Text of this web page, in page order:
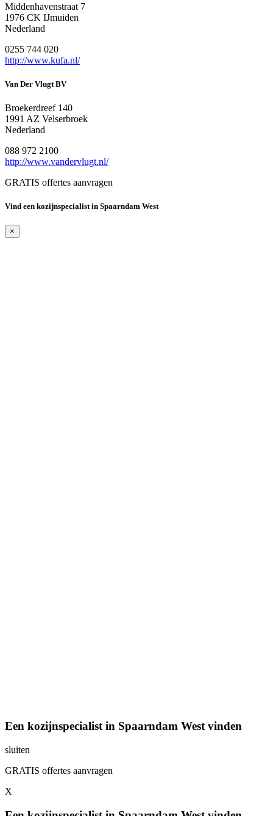
Middenhavenstraat 7
1976 CK IJmuiden
Nederland
0255 744 020
http://www.kufa.nl/
Van Der Vlugt BV
Broekerdreef 140
1991 AZ Velserbroek
Nederland
088 972 2100
http://www.vandervlugt.nl/
GRATIS offertes aanvragen
Vind een kozijnspecialist in Spaarndam West
×
Een kozijnspecialist in Spaarndam West vinden
sluiten
GRATIS offertes aanvragen
X